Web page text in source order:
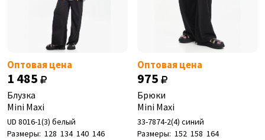
Оптовая цена
1 485
Блузка
Mini Maxi
UD 8016-1(3) белый
Размеры: 128 134 140 146
Оптовая цена
975
Брюки
Mini Maxi
33-7874-2(4) синий
Размеры: 152 158 164